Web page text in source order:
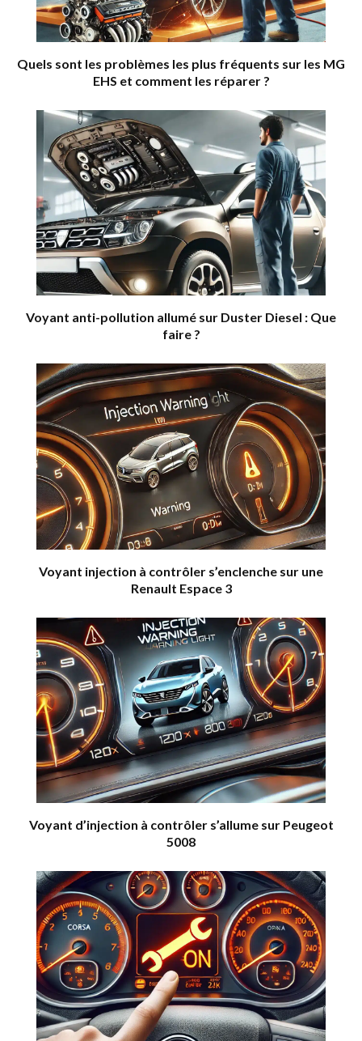
Quels sont les problèmes les plus fréquents sur les MG
EHS et comment les réparer ?
Voyant anti-pollution allumé sur Duster Diesel : Que
faire ?
Voyant injection à contrôler s’enclenche sur une
Renault Espace 3
Voyant d’injection à contrôler s’allume sur Peugeot
5008